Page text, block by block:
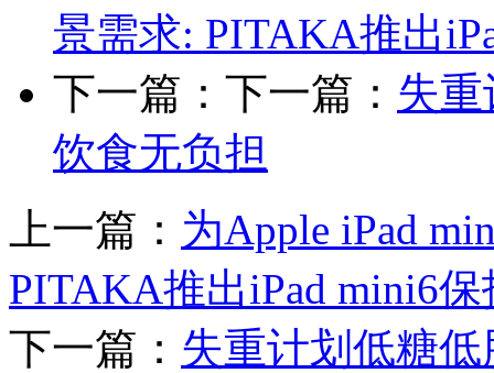
景需求: PITAKA推出
下一篇：下一篇： 失
饮食无负担
上一篇： 为Apple iPad
PITAKA推出iPad mini6
下一篇： 失重计划低糖